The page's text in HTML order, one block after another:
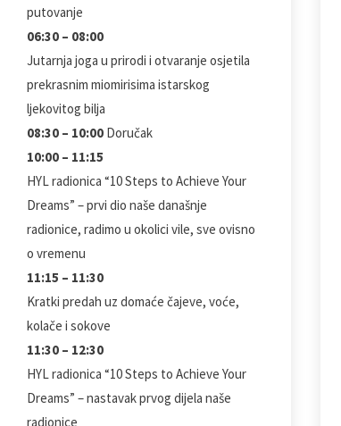
putovanje
06:30 – 08:00
Jutarnja joga u prirodi i otvaranje osjetila
prekrasnim miomirisima istarskog
ljekovitog bilja
08:30 – 10:00Doručak
10:00 – 11:15
HYL radionica “10 Steps to Achieve Your
Dreams” – prvi dio naše današnje
radionice, radimo u okolici vile, sve ovisno
o vremenu
11:15 – 11:30
Kratki predah uz domaće čajeve, voće,
kolače i sokove
11:30 – 12:30
HYL radionica “10 Steps to Achieve Your
Dreams” – nastavak prvog dijela naše
radionice